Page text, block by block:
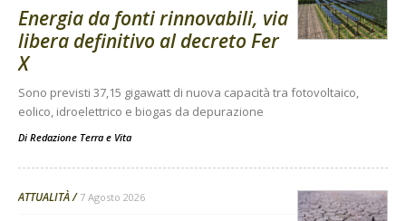
Energia da fonti rinnovabili, via
libera definitivo al decreto Fer
X
Sono previsti 37,15 gigawatt di nuova capacità tra fotovoltaico,
eolico, idroelettrico e biogas da depurazione
Di Redazione Terra e Vita
ATTUALITÀ 7 Agosto 2026